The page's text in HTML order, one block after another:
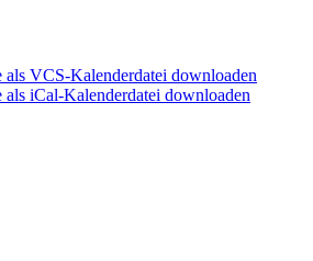
als VCS-Kalenderdatei downloaden
als iCal-Kalenderdatei downloaden